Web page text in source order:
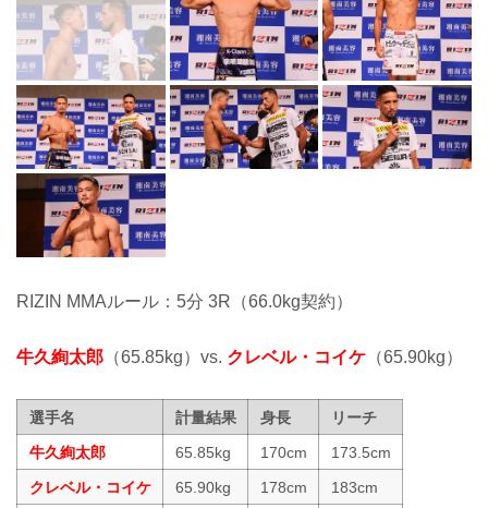
RIZIN MMAルール：5分 3R（66.0kg契約）
牛久絢太郎 （65.85kg）vs. クレベル・コイケ （65.90kg）
選手名 計量結果 身長
リーチ
牛久絢太郎
65.85kg 170cm
173.5cm
クレベル・コイケ
65.90kg 178cm
183cm